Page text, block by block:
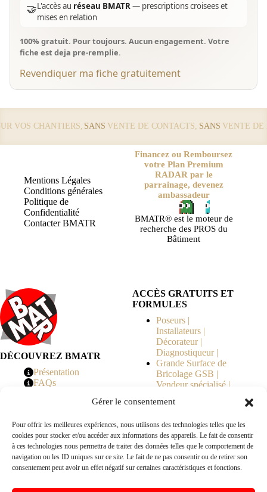
Gérer le consentement
Pour offrir les meilleures expériences, nous utilisons des technologies telles que les
cookies pour stocker et/ou accéder aux informations des appareils. Le fait de consentir
à ces technologies nous permettra de traiter des données telles que le comportement de
navigation ou les ID uniques sur ce site. Le fait de ne pas consentir ou de retirer son
consentement peut avoir un effet négatif sur certaines caractéristiques et fonctions.
🤝L'accès au réseau BMATR— prescriptions croisees et
mises en relation
100% gratuit. Pour toujours. Aucun engagement. Votre
fiche est deja pre-remplie.
Revendiquer ma fiche gratuitement
VOS CHANTIERS, SANSVENTE DE CONTACTS,SANSVENTE DE
Mentions Légales
Conditions générales
Politique de
Confidentialité
Contacter BMATR
Financez ou Remboursez
votre Plan Premium
RADAR par le
parrainage, devenez
ambassadeur
BMATR® est le moteur de
recherche des PROS du
Bâtiment
DÉCOUVREZ BMATR
Présentation
FAQs
ACCÈS GRATUITS ET
FORMULES
Poseurs |
Installateurs |
Décorateur |
Diagnostiqueur |
Grande Surface de
Bricolage GSB |
Vendeur spécialisé |
Copropriété | MOE |
en Travaux |
Fabricants | Marque |
© 2026 BMATR® — Tous droits réservés.